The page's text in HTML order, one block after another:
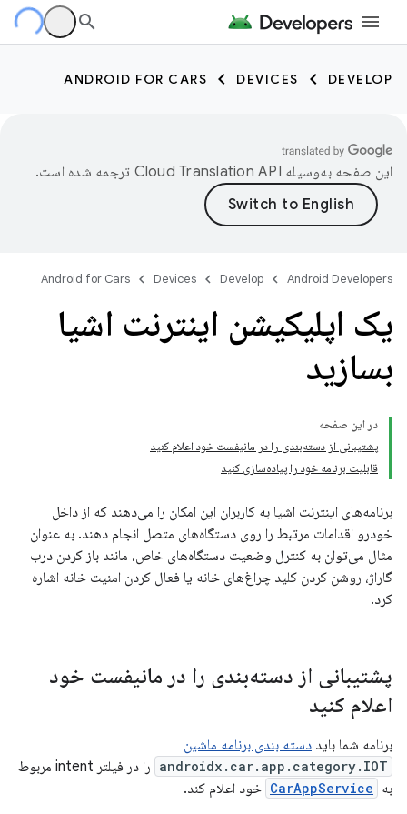
DEVELOP
DEVICES
ANDROID FOR CARS
این صفحه به‌وسیله ترجمه شده است.
Android Developers
Develop
Devices
Android for Cars
یک اپلیکیشن اینترنت اشیا
بسازید
در این صفحه
پشتیبانی از دسته‌بندی را در مانیفست خود اعلام کنید
قابلیت برنامه خود را پیاده‌سازی کنید
برنامه‌های اینترنت اشیا به کاربران این امکان را می‌دهند که از داخل
خودرو اقدامات مرتبط را روی دستگاه‌های متصل انجام دهند. به عنوان
مثال می‌توان به کنترل وضعیت دستگاه‌های خاص، مانند باز کردن درب
گاراژ، روشن کردن کلید چراغ‌های خانه یا فعال کردن امنیت خانه اشاره
کرد.
پشتیبانی از دسته‌بندی را در مانیفست خود
اعلام کنید
برنامه شما باید دسته بندی برنامه ماشین
androidx.car.app.category.IOT
را در فیلتر intent مربوط
به CarAppService خود اعلام کند.